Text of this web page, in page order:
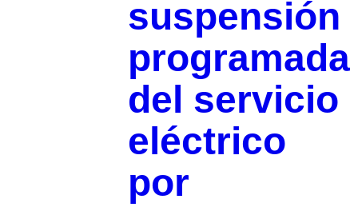
suspensión
programada
del servicio
eléctrico
por